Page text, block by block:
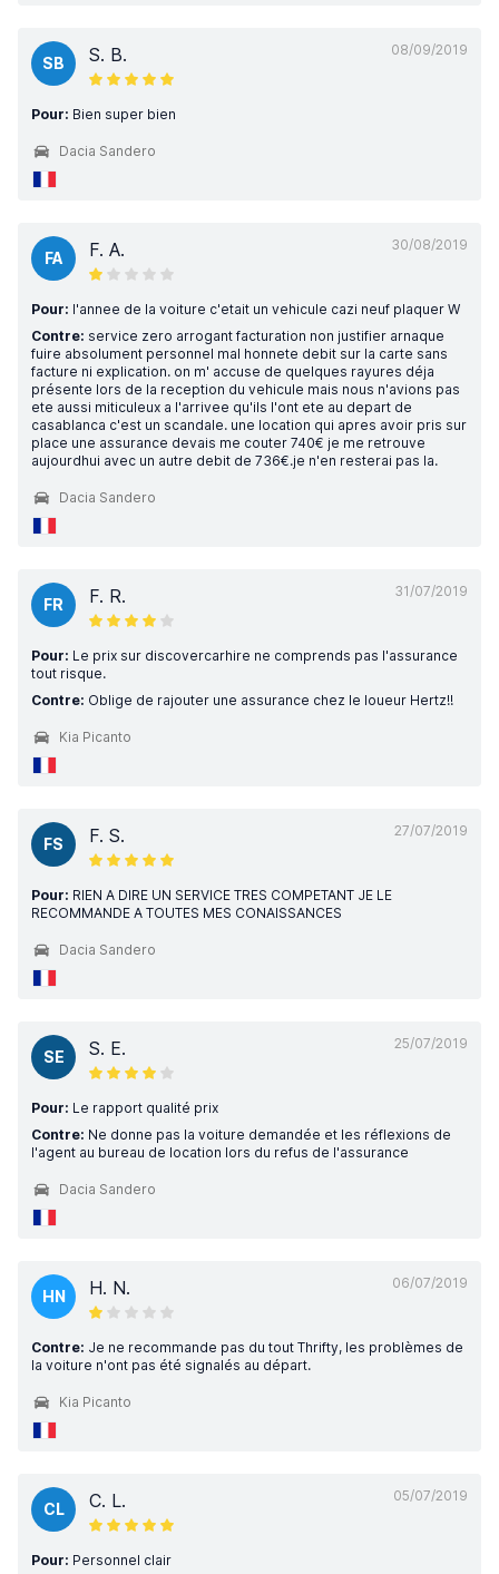
08/09/2019
SB S. B.
Pour: Bien super bien
Dacia Sandero
30/08/2019
FA F. A.
Pour: l'annee de la voiture c'etait un vehicule cazi neuf plaquer W
Contre: service zero arrogant facturation non justifier arnaque
fuire absolument personnel mal honnete debit sur la carte sans
facture ni explication. on m' accuse de quelques rayures déja
présente lors de la reception du vehicule mais nous n'avions pas
ete aussi miticuleux a l'arrivee qu'ils l'ont ete au depart de
casablanca c'est un scandale. une location qui apres avoir pris sur
place une assurance devais me couter 740€ je me retrouve
aujourdhui avec un autre debit de 736€.je n'en resterai pas la.
Dacia Sandero
31/07/2019
FR F. R.
Pour: Le prix sur discovercarhire ne comprends pas l'assurance
tout risque.
Contre: Oblige de rajouter une assurance chez le loueur Hertz!!
Kia Picanto
27/07/2019
FS F. S.
Pour: RIEN A DIRE UN SERVICE TRES COMPETANT JE LE
RECOMMANDE A TOUTES MES CONAISSANCES
Dacia Sandero
25/07/2019
SE S. E.
Pour: Le rapport qualité prix
Contre: Ne donne pas la voiture demandée et les réflexions de
l'agent au bureau de location lors du refus de l'assurance
Dacia Sandero
06/07/2019
HN H. N.
Contre: Je ne recommande pas du tout Thrifty, les problèmes de
la voiture n'ont pas été signalés au départ.
Kia Picanto
05/07/2019
CL C. L.
Pour: Personnel clair